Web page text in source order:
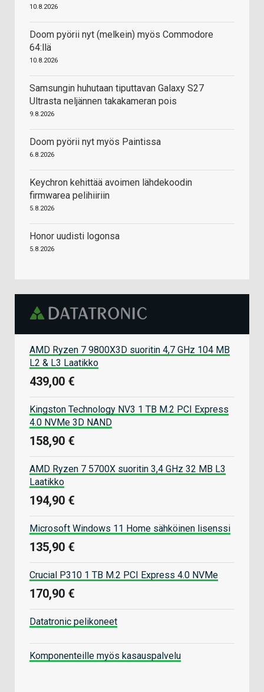
10.8.2026
Doom pyörii nyt (melkein) myös Commodore
64:llä
10.8.2026
Samsungin huhutaan tiputtavan Galaxy S27
Ultrasta neljännen takakameran pois
9.8.2026
Doom pyörii nyt myös Paintissa
6.8.2026
Keychron kehittää avoimen lähdekoodin
firmwarea pelihiiriin
5.8.2026
Honor uudisti logonsa
5.8.2026
AMD Ryzen 7 9800X3D suoritin 4,7 GHz 104 MB
L2 & L3 Laatikko
439,00 €
Kingston Technology NV3 1 TB M.2 PCI Express
4.0 NVMe 3D NAND
158,90 €
AMD Ryzen 7 5700X suoritin 3,4 GHz 32 MB L3
Laatikko
194,90 €
Microsoft Windows 11 Home sähköinen lisenssi
135,90 €
Crucial P310 1 TB M.2 PCI Express 4.0 NVMe
170,90 €
Datatronic pelikoneet
Komponenteille myös kasauspalvelu